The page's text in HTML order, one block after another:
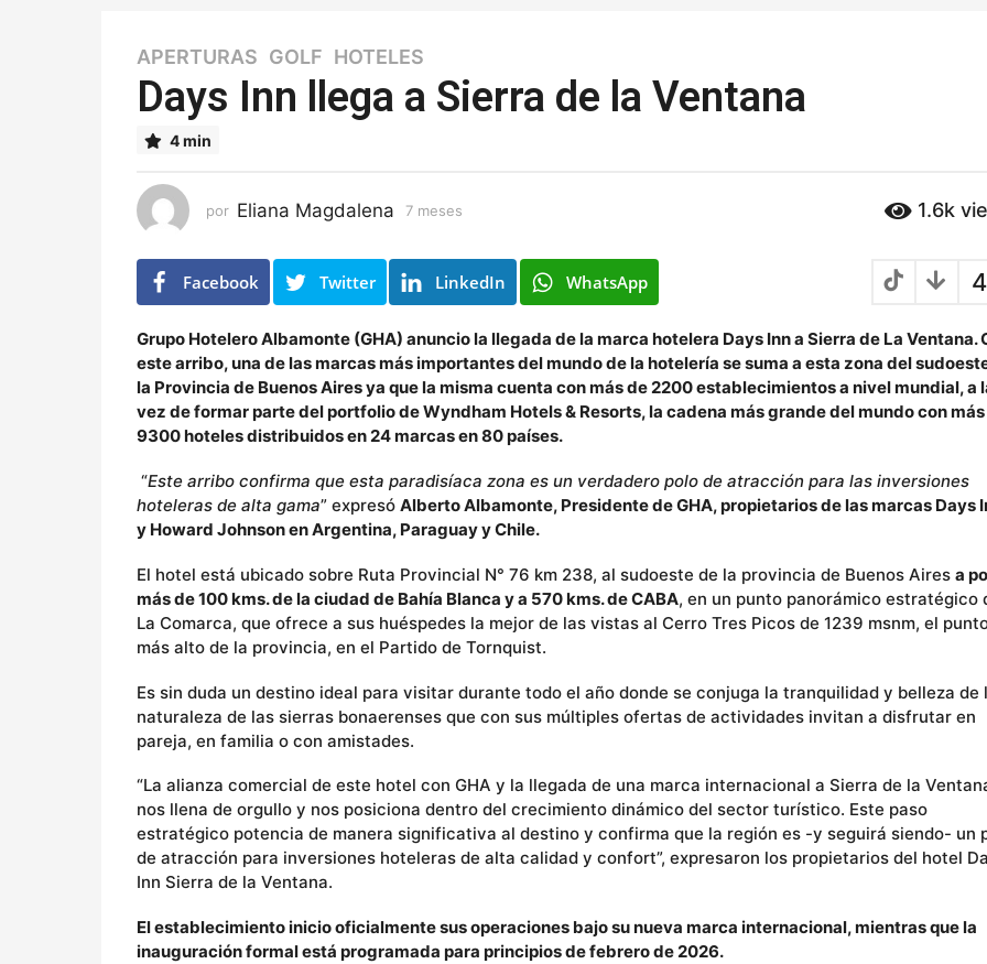
7
m
e
7
m
e
APERTURAS ,GOLF ,HOTELES
Days Inn llega a Sierra de la Ventana
4 min
por Eliana Magdalena 7 meses
e
1.6k
Facebook Twitter LinkedIn WhatsApp
Grupo Hotelero Albamonte (GHA) anuncio la llegada de la marca hotelera Days Inn a Sierra de La Ventana.
este arribo, una de las marcas más importantes del mundo de la hotelería se suma a esta zona del
la Provincia de Buenos Aires ya que la misma cuenta con más de 2200 establecimientos a nivel mundial, a
vez de formar parte del portfolio de Wyndham Hotels & Resorts, la cadena más grande del mundo con
9300 hoteles distribuidos en 24 marcas en 80 países.
“Este arribo confirma que esta paradisíaca zona es un verdadero polo de atracción para las inversiones
hoteleras de alta gama” expresó Alberto Albamonte, Presidente de GHA, propietarios de las marcas Days
y Howard Johnson en Argentina, Paraguay y Chile.
El hotel está ubicado sobre Ruta Provincial N° 76 km 238, al sudoeste de la provincia de Buenos Aires a
más de 100 kms. de la ciudad de Bahía Blanca y a 570 kms. de CABA, en un punto panorámico estratégico
La Comarca, que ofrece a sus huéspedes la mejor de las vistas al Cerro Tres Picos de 1239 msnm, el
más alto de la provincia, en el Partido de Tornquist.
Es sin duda un destino ideal para visitar durante todo el año donde se conjuga la tranquilidad y belleza de
naturaleza de las sierras bonaerenses que con sus múltiples ofertas de actividades invitan a disfrutar en
pareja, en familia o con amistades.
“La alianza comercial de este hotel con GHA y la llegada de una marca internacional a Sierra de la
nos llena de orgullo y nos posiciona dentro del crecimiento dinámico del sector turístico. Este paso
estratégico potencia de manera significativa al destino y confirma que la región es -y seguirá siendo- un
de atracción para inversiones hoteleras de alta calidad y confort”, expresaron los propietarios del hotel
Inn Sierra de la Ventana.
El establecimiento inicio oficialmente sus operaciones bajo su nueva marca internacional, mientras que la
inauguración formal está programada para principios de febrero de 2026.